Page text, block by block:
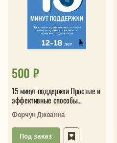
500 ₽
15 минут поддержки Простые и
эффективные способы
наладить диалог и укреить
довер
Форчун Джоанна
Под заказ